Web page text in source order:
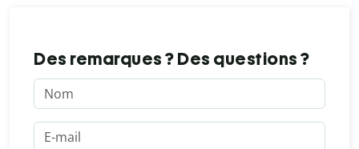
Des remarques ? Des questions ?